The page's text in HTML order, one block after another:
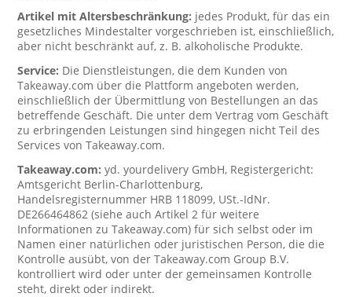
Artikel mit Altersbeschränkung: jedes Produkt, für das ein
gesetzliches Mindestalter vorgeschrieben ist, einschließlich,
aber nicht beschränkt auf, z. B. alkoholische Produkte.
Service: Die Dienstleistungen, die dem Kunden von
Takeaway.com über die Plattform angeboten werden,
einschließlich der Übermittlung von Bestellungen an das
betreffende Geschäft. Die unter dem Vertrag vom Geschäft
zu erbringenden Leistungen sind hingegen nicht Teil des
Services von Takeaway.com.
Takeaway.com:yd. yourdelivery GmbH, Registergericht:
Amtsgericht Berlin-Charlottenburg,
Handelsregisternummer HRB 118099, USt.-IdNr.
DE266464862 (siehe auch Artikel 2 für weitere
Informationen zu Takeaway.com) für sich selbst oder im
Namen einer natürlichen oder juristischen Person, die die
Kontrolle ausübt, von der Takeaway.com Group B.V.
kontrolliert wird oder unter der gemeinsamen Kontrolle
steht, direkt oder indirekt.